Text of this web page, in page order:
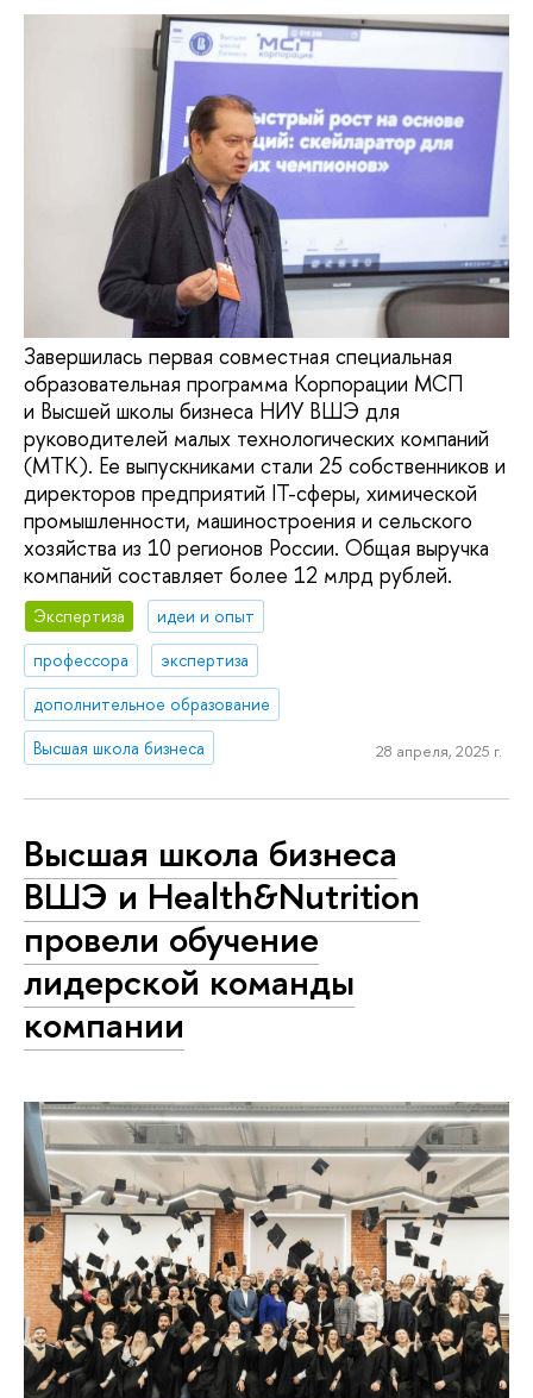
Завершилась первая совместная специальная
образовательная программа Корпорации МСП
и Высшей школы бизнеса НИУ ВШЭ для
руководителей малых технологических компаний
(МТК). Ее выпускниками стали 25 собственников и
директоров предприятий IT-сферы, химической
промышленности, машиностроения и сельского
хозяйства из 10 регионов России. Общая выручка
компаний составляет более 12 млрд рублей.
Экспертиза
идеи и опыт
профессора
экспертиза
дополнительное образование
Высшая школа бизнеса
28 апреля, 2025 г.
Высшая школа бизнеса
ВШЭ и Health&Nutrition
провели обучение
лидерской команды
компании